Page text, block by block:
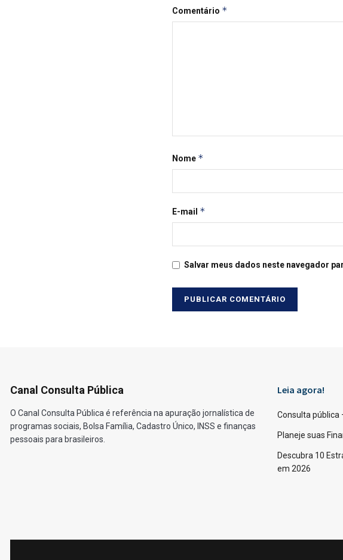
Comentário *
Nome *
E-mail *
Salvar meus dados neste navegador
Canal Consulta Pública
O Canal Consulta Pública é referência na apuração jornalística de
programas sociais, Bolsa Família, Cadastro Único, INSS e finanças
pessoais para brasileiros.
Leia agora!
Consulta pública
Planeje suas
Descubra 10
em 2026